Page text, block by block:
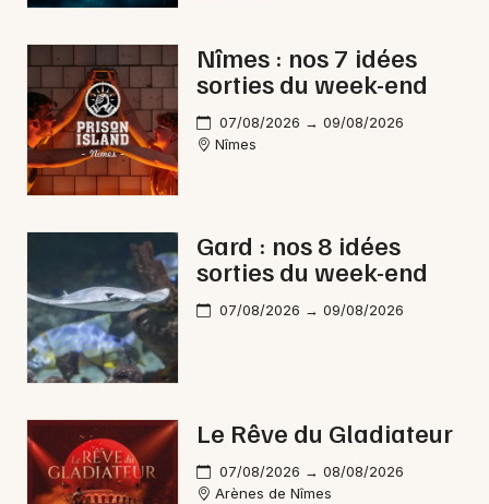
Nature en Occitanie
Artistes en tournée
Actus à Uzès
Magazine à Uzès
Nîmes : nos 7 idées
sorties du week-end
07/08/2026 → 09/08/2026
Nîmes
Gard : nos 8 idées
sorties du week-end
07/08/2026 → 09/08/2026
Le Rêve du Gladiateur
07/08/2026 → 08/08/2026
Arènes de Nîmes